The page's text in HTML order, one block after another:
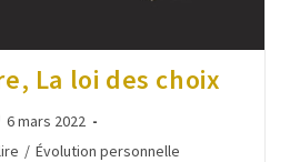
La loi des choix
6 mars 2022
/ Évolution personnelle